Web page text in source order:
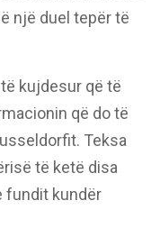
një duel tepër të
kujdesur që të
që do të
Teksa
të ketë disa
fundit kundër